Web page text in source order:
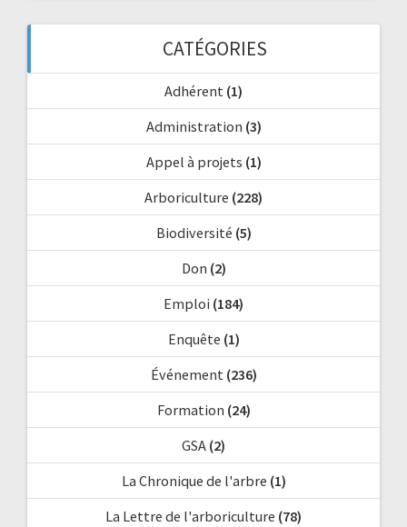
CATÉGORIES
Adhérent (1)
Administration (3)
Appel à projets (1)
Arboriculture (228)
Biodiversité (5)
Don (2)
Emploi (184)
Enquête (1)
Événement(236)
Formation (24)
GSA (2)
La Chronique de l'arbre (1)
La Lettre de l'arboriculture (78)